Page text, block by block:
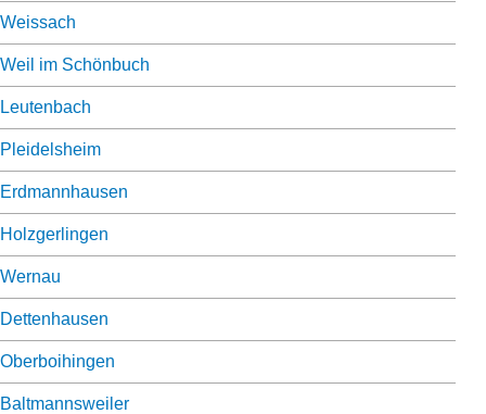
Weissach
Weil im Schönbuch
Leutenbach
Pleidelsheim
Erdmannhausen
Holzgerlingen
Wernau
Dettenhausen
Oberboihingen
Baltmannsweiler